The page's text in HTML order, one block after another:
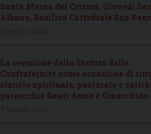
Santa Messa del Crisma, Giovedì
Albano, Basilica Cattedrale San
La revisione dello Statuto delle
Confraternite come occasione di
slancio spirituale, pastorale e
parrocchia Santi Anna e